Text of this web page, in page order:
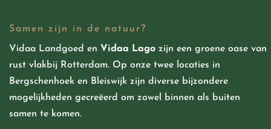
Samen zijn in de natuur?
Vidaa Landgoed en Vidaa Lago zijn een groene oase van
rust vlakbij Rotterdam. Op onze twee locaties in
Bergschenhoek en Bleiswijk zijn diverse bijzondere
mogelijkhedengecreëerd om zowel binnen als buiten
samen te komen.